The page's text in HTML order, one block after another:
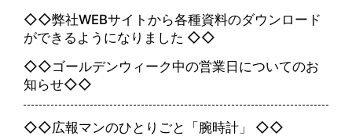
◇◇弊社WEBサイトから各種資料のダウンロード
ができるようになりました ◇◇
◇◇ゴールデンウィーク中の営業日についてのお
知らせ◇◇
◇◇広報マンのひとりごと「腕時計」 ◇◇